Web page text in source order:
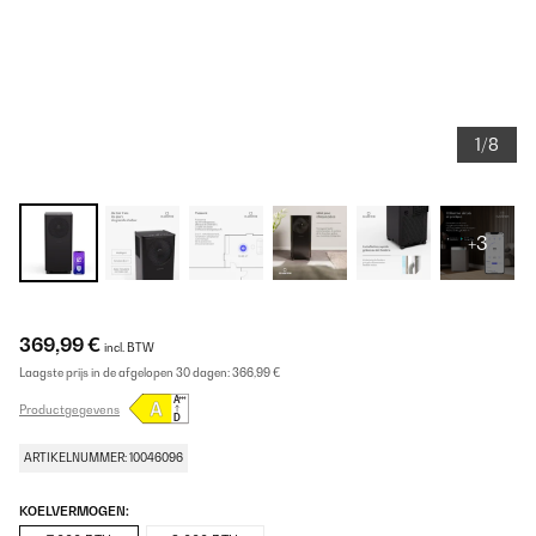
1/8
+3
369,99 € incl. BTW
Laagste prijs in de afgelopen 30 dagen:366,99 €
Productgegevens
ARTIKELNUMMER: 10046096
KOELVERMOGEN: